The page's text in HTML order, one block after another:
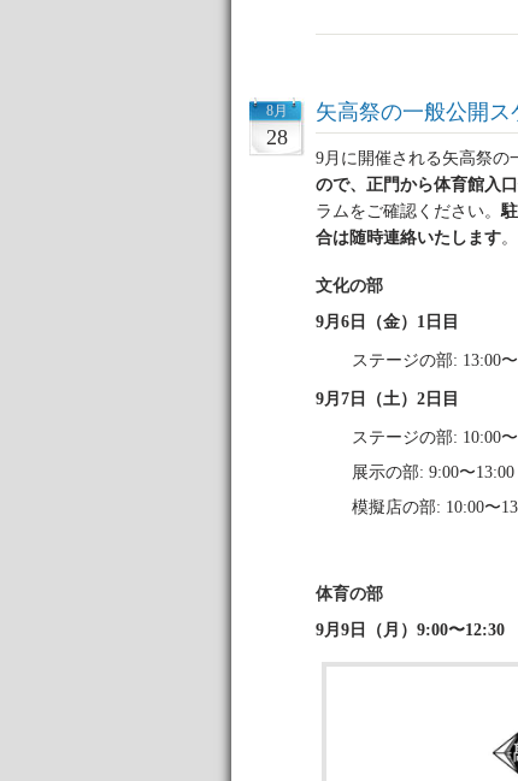
8月
28
矢高祭の一般公開
9月に開催される矢高祭の
ので、正門から体育館入
ラムをご確認ください。
合は随時連絡いたします。
文化の部
9月6日（金）1日目
ステージの部: 13:00
9月7日（土）2日目
ステージの部: 10:00
展示の部: 9:00〜
模擬店の部: 10:00〜
体育の部
9月9日（月）9:00〜12:30